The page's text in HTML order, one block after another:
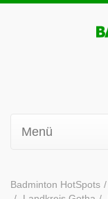
Menü
Badminton HotSpots